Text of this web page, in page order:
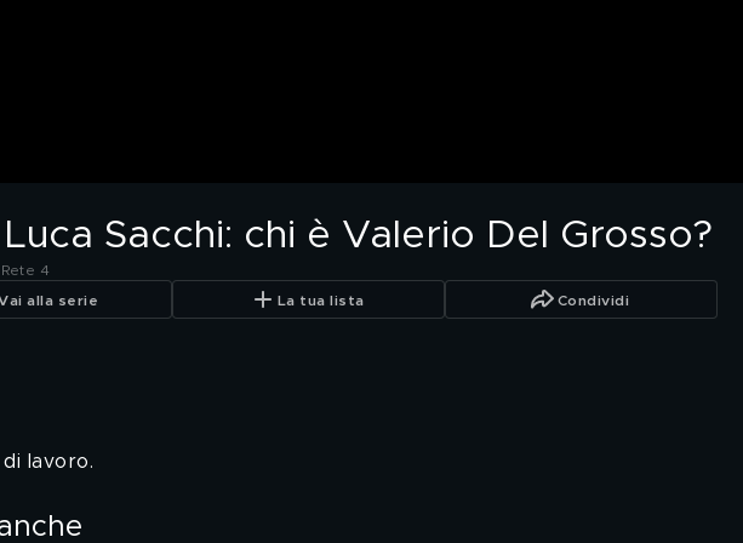
Sacchi: chi è Valerio Del Grosso?
4
alla serie La tua lista Condividi
lavoro.